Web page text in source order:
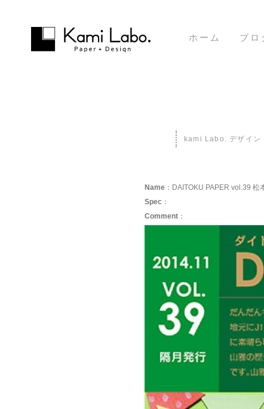
ホーム
ブロ
kami Labo. デザイン
Name ：DAITOKU PAPER vol.39
Spec ：
Comment ：